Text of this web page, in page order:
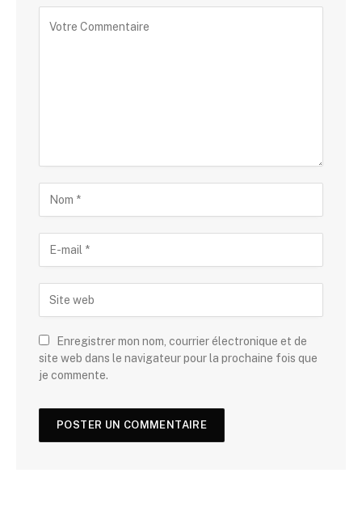
Enregistrer mon nom, courrier électronique et de
site web dans le navigateur pour la prochaine fois que
je commente.